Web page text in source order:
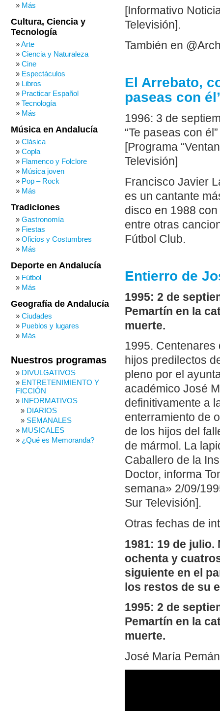
[Informativo
Televisión].
También en
El Arrebato,
paseas con
1996: 3 de
“Te paseas con
[Programa
Televisión]
Francisco Javier
es un cantante
disco en 1988
entre otras
Fútbol Club.
Entierro de
1995: 2 de
Pemartín en la
muerte.
1995. Centenares
hijos predilectos
pleno por el
académico José
definitivamente a
enterramiento de
de los hijos del
de mármol. La
Caballero de la
Doctor, informa
semana» 2/09/
Sur Televisión].
Otras fechas de
1981: 19 de julio.
ochenta y
siguiente en el
los restos de su
1995: 2 de
Pemartín en la
muerte.
José María
Más
Cultura, Ciencia y
Tecnología
Arte
Ciencia y Naturaleza
Cine
Espectáculos
Libros
Practicar Español
Tecnología
Más
Música en Andalucía
Clásica
Copla
Flamenco y Folclore
Música joven
Pop – Rock
Más
Tradiciones
Gastronomía
Fiestas
Oficios y Costumbres
Más
Deporte en Andalucía
Fútbol
Más
Geografía de Andalucía
Ciudades
Pueblos y lugares
Más
Nuestros programas
DIVULGATIVOS
ENTRETENIMIENTO Y
FICCIÓN
INFORMATIVOS
DIARIOS
SEMANALES
MUSICALES
¿Qué es Memoranda?